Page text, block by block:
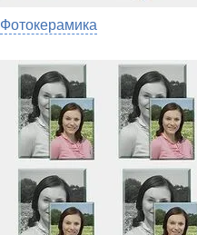
Фотокерамика